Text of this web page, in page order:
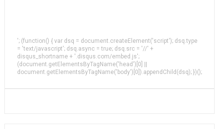
'; (function() { var dsq = document.createElement('script'); dsq.type
= 'text/javascript'; dsq.async = true; dsq.src = '//' +
disqus_shortname + '.disqus.com/embed.js';
(document.getElementsByTagName('head')[0] ||
document.getElementsByTagName('body')[0]).appendChild(dsq); })();